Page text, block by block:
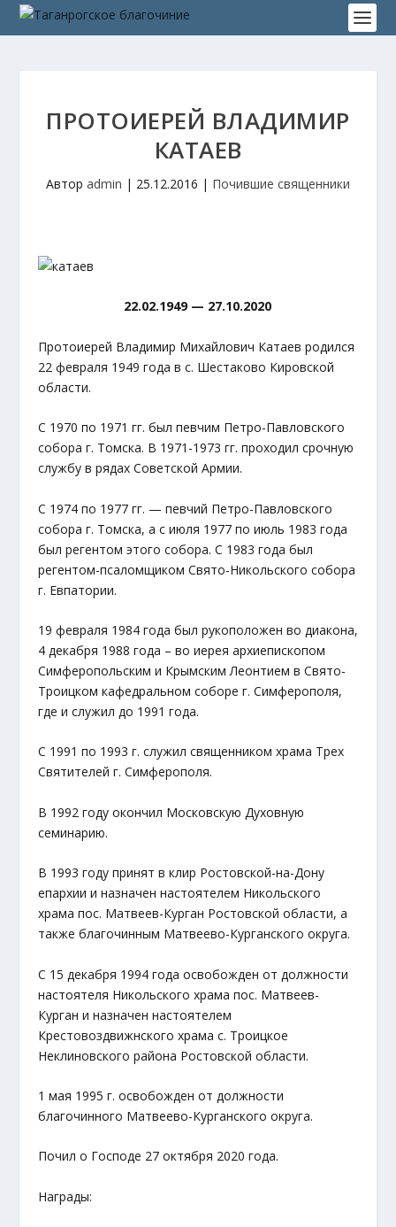
ПРОТОИЕРЕЙ ВЛАДИМИР
КАТАЕВ
Автор admin | 25.12.2016 | Почившие священники
22.02.1949 — 27.10.2020
Протоиерей Владимир Михайлович Катаев родился
22 февраля 1949 года в с. Шестаково Кировской
области.
С 1970 по 1971 гг. был певчим Петро-Павловского
собора г. Томска. В 1971-1973 гг. проходил срочную
службу в рядах Советской Армии.
С 1974 по 1977 гг. — певчий Петро-Павловского
собора г. Томска, а с июля 1977 по июль 1983 года
был регентом этого собора. С 1983 года был
регентом-псаломщиком Свято-Никольского собора
г. Евпатории.
19 февраля 1984 года был рукоположен во диакона,
4 декабря 1988 года – во иерея архиепископом
Симферопольским и Крымским Леонтием в Свято-
Троицком кафедральном соборе г. Симферополя,
где и служил до 1991 года.
С 1991 по 1993 г. служил священником храма Трех
Святителей г. Симферополя.
В 1992 году окончил Московскую Духовную
семинарию.
В 1993 году принят в клир Ростовской-на-Дону
епархии и назначен настоятелем Никольского
храма пос. Матвеев-Курган Ростовской области, а
также благочинным Матвеево-Курганского округа.
С 15 декабря 1994 года освобожден от должности
настоятеля Никольского храма пос. Матвеев-
Курган и назначен настоятелем
Крестовоздвижнского храма с. Троицкое
Неклиновского района Ростовской области.
1 мая 1995 г. освобожден от должности
благочинного Матвеево-Курганского округа.
Почил о Господе 27 октября 2020 года.
Награды: